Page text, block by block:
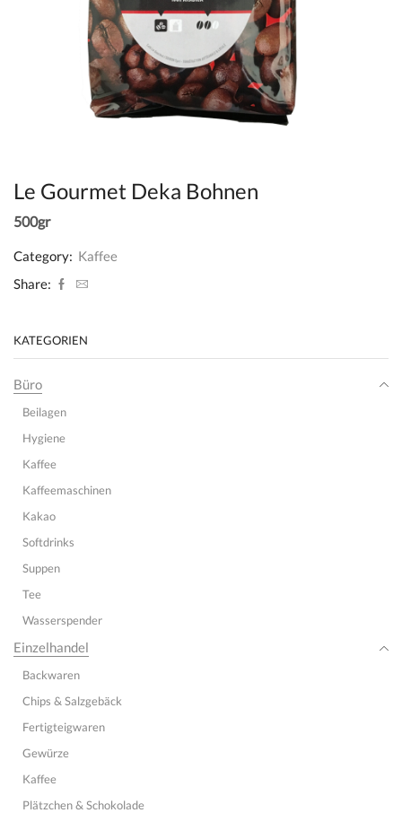
Le Gourmet Deka Bohnen
500gr
Category: Kaffee
Share:
KATEGORIEN
Büro
Beilagen
Hygiene
Kaffee
Kaffeemaschinen
Kakao
Softdrinks
Suppen
Tee
Wasserspender
Einzelhandel
Backwaren
Chips & Salzgebäck
Fertigteigwaren
Gewürze
Kaffee
Plätzchen & Schokolade